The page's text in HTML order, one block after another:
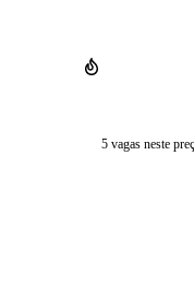
5 vagas neste